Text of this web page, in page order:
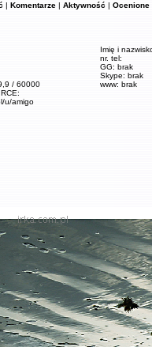
| Komentarze | Aktywność | Ocenione
/ 60000
u/amigo
Imię i
nr. tel:
GG: brak
Skype: brak
www: brak